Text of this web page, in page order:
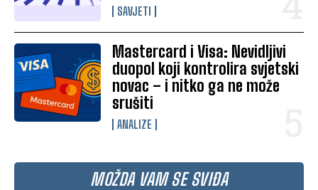
SAVJETI
Mastercard i Visa: Nevidljivi
duopol koji kontrolira svjetski
novac – i nitko ga ne može
srušiti
ANALIZE
MOŽDA VAM SE SVIĐA